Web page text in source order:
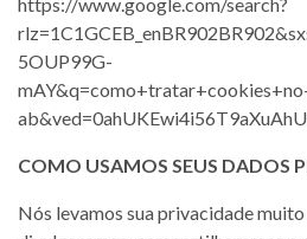
5OUP99G-
COMO USAMOS SEUS DADOS
Nós levamos sua privacidade muito